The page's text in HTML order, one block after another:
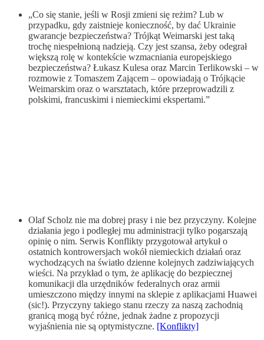
„Co się stanie, jeśli w Rosji zmieni się reżim? Lub w
przypadku, gdy zaistnieje konieczność, by dać Ukrainie
gwarancje bezpieczeństwa? Trójkąt Weimarski jest taką
trochę niespełnioną nadzieją. Czy jest szansa, żeby odegrał
większą rolę w kontekście wzmacniania europejskiego
bezpieczeństwa? Łukasz Kulesa oraz Marcin Terlikowski – w
rozmowie z Tomaszem Zającem – opowiadają o Trójkącie
Weimarskim oraz o warsztatach, które przeprowadzili z
polskimi, francuskimi i niemieckimi ekspertami.”
Olaf Scholz nie ma dobrej prasy i nie bez przyczyny. Kolejne
działania jego i podległej mu administracji tylko pogarszają
opinię o nim. Serwis Konflikty przygotował artykuł o
ostatnich kontrowersjach wokół niemieckich działań oraz
wychodzących na światło dzienne kolejnych zadziwiających
wieści. Na przykład o tym, że aplikację do bezpiecznej
komunikacji dla urzędników federalnych oraz armii
umieszczono między innymi na sklepie z aplikacjami Huawei
(sic!). Przyczyny takiego stanu rzeczy za naszą zachodnią
granicą mogą być różne, jednak żadne z propozycji
wyjaśnienia nie są optymistyczne. [Konflikty]